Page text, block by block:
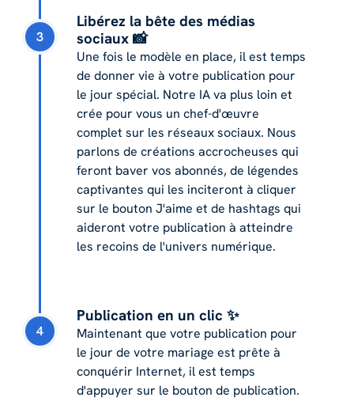
3
Libérez la bête des médias
sociaux 📸
Une fois le modèle en place, il est temps
de donner vie à votre publication pour
le jour spécial. Notre IA va plus loin et
crée pour vous un chef-d'œuvre
complet sur les réseaux sociaux. Nous
parlons de créations accrocheuses qui
feront baver vos abonnés, de légendes
captivantes qui les inciteront à cliquer
sur le bouton J'aime et de hashtags qui
aideront votre publication à atteindre
les recoins de l'univers numérique.
4
Publication en un clic ✨
Maintenant que votre publication pour
le jour de votre mariage est prête à
conquérir Internet, il est temps
d'appuyer sur le bouton de publication.